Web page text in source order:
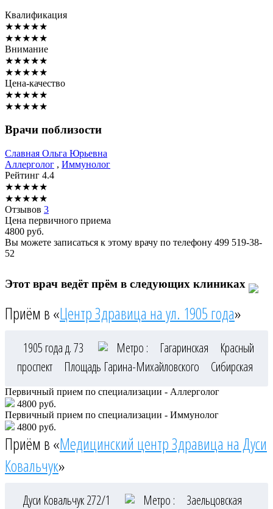
Квалификация
★★★★★
★★★★★
Внимание
★★★★★
★★★★★
Цена-качество
★★★★★
★★★★★
Врачи поблизости
Славная Ольга Юрьевна
Аллерголог , Иммунолог
Рейтинг 4.4
★★★★★
★★★★★
Отзывов 3
Цена первичного приема
4800 руб.
Вы можете записаться к этому врачу по телефону 499 519-38-
52
Этот врач ведёт прём в следующих клиниках
Приём в «Центр Здравица на ул. 1905 года»
1905 года д. 73 Метро : Гагаринская
Красный
проспект
Площадь Гарина-Михайловского Сибирская
Первичный прием по специализации - Аллерголог
4800 руб.
Первичный прием по специализации - Иммунолог
4800 руб.
Приём в «Медицинский центр Здравица на Дуси
Ковальчук»
Дуси Ковальчук 272/1 Метро :
Заельцовская